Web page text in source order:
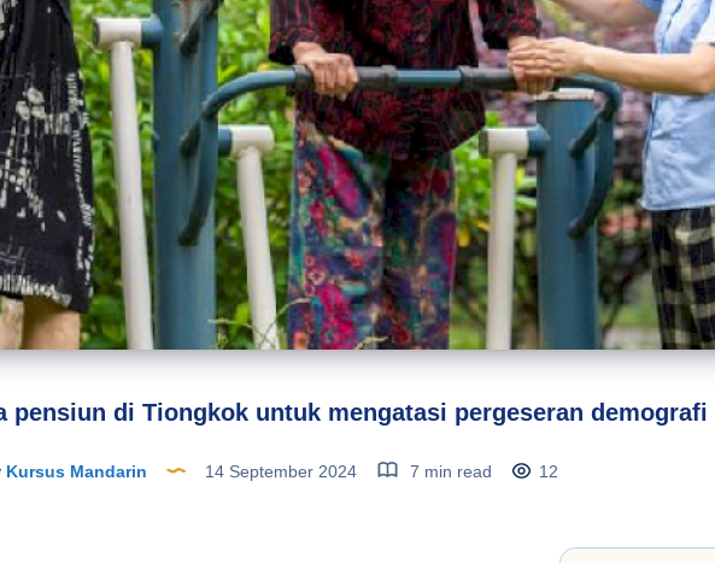
pensiun di Tiongkok untuk mengatasi pergeseran demografi
Kursus Mandarin 14 September 2024 7 min read 12